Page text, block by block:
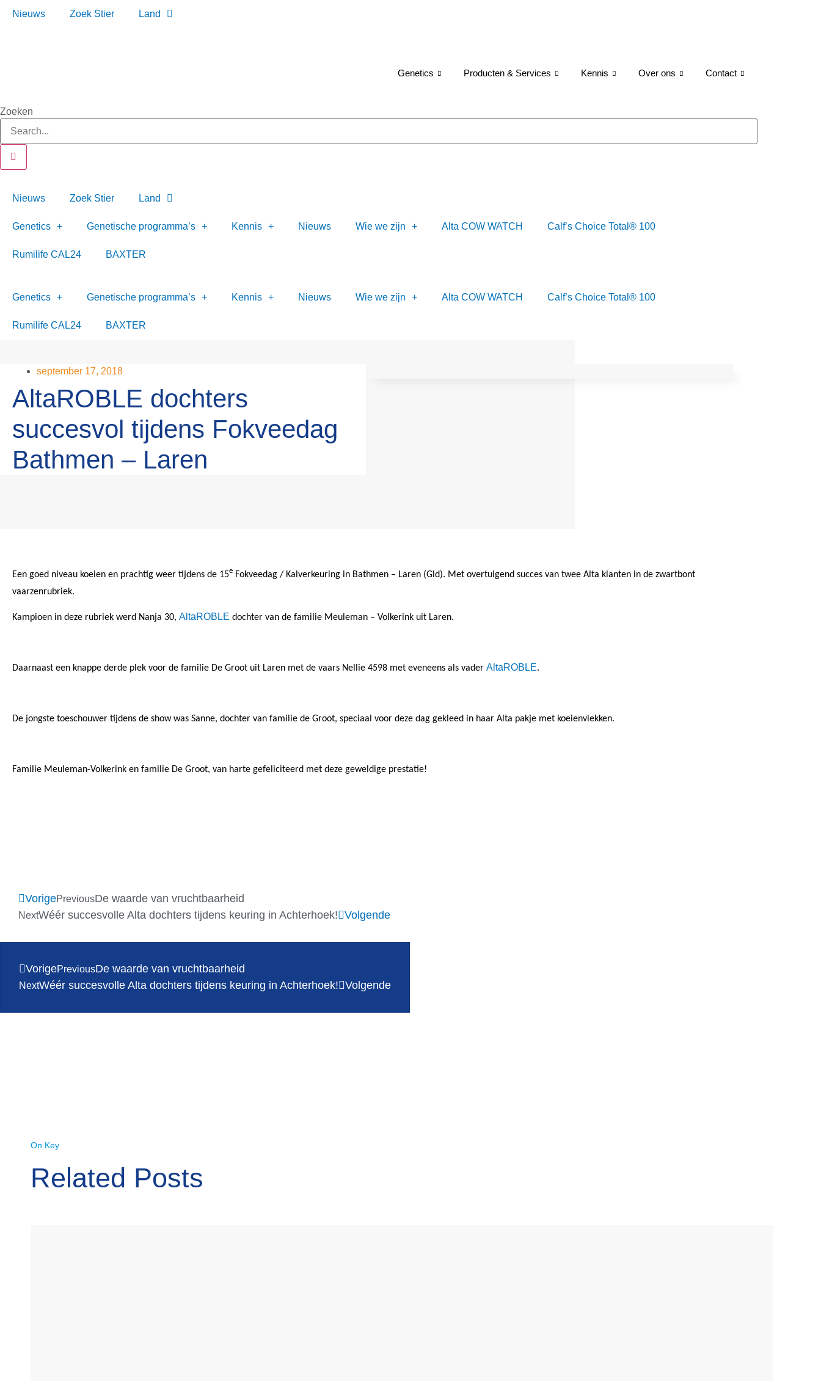
Nieuws Zoek Stier Land
Genetics Producten & Services Kennis Over ons Contact
Zoeken
Nieuws Zoek Stier Land
Genetics Genetische programma’s Kennis Nieuws Wie we zijn Alta COW WATCH Calf’s Choice Total® 100
Rumilife CAL24 BAXTER
Genetics Genetische programma’s Kennis Nieuws Wie we zijn Alta COW WATCH Calf’s Choice Total® 100
Rumilife CAL24 BAXTER
september 17, 2018
AltaROBLE dochters
succesvol tijdens Fokveedag
Bathmen – Laren
Een goed niveau koeien en prachtig weer tijdens de 15e Fokveedag / Kalverkeuring in Bathmen – Laren (Gld). Met overtuigend succes van twee Alta klanten in de zwartbont
vaarzenrubriek.
Kampioen in deze rubriek werd Nanja 30, AltaROBLE dochter van de familie Meuleman – Volkerink uit Laren.
Daarnaast een knappe derde plek voor de familie De Groot uit Laren met de vaars Nellie 4598 met eveneens als vader AltaROBLE.
De jongste toeschouwer tijdens de show was Sanne, dochter van familie de Groot, speciaal voor deze dag gekleed in haar Alta pakje met koeienvlekken.
Familie Meuleman-Volkerink en familie De Groot, van harte gefeliciteerd met deze geweldige prestatie!
VorigePreviousDe waarde van vruchtbaarheid
NextWéér succesvolle Alta dochters tijdens keuring in Achterhoek! Volgende
VorigePreviousDe waarde van vruchtbaarheid
NextWéér succesvolle Alta dochters tijdens keuring in Achterhoek! Volgende
On Key
Related Posts